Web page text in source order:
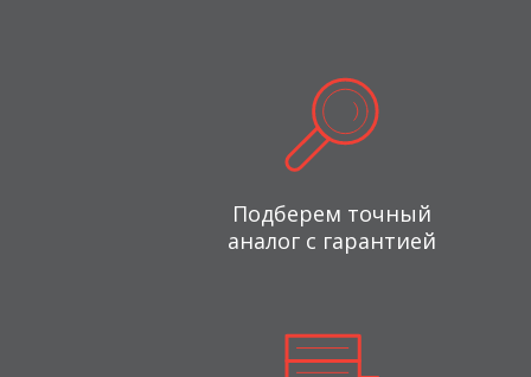
Подберем точный
аналог с гарантией